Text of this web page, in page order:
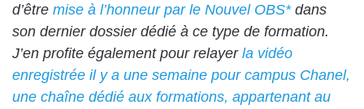
d’être mise à l’honneur par le Nouvel OBS*dans
son dernier dossier dédié à ce type de formation.
J’en profite également pour relayer la vidéo
enregistrée il y a une semaine pour campus Chanel,
une chaîne dédié aux formations, appartenant au